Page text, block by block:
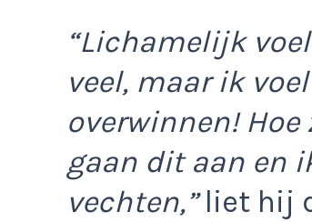
“Lichamelijk
veel, maar ik
overwinnen!
gaan dit aan en
vechten,”liet hij